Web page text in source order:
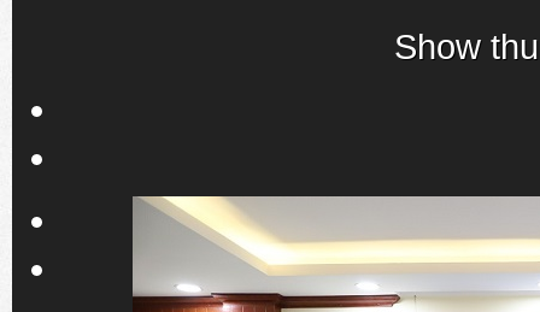
Show